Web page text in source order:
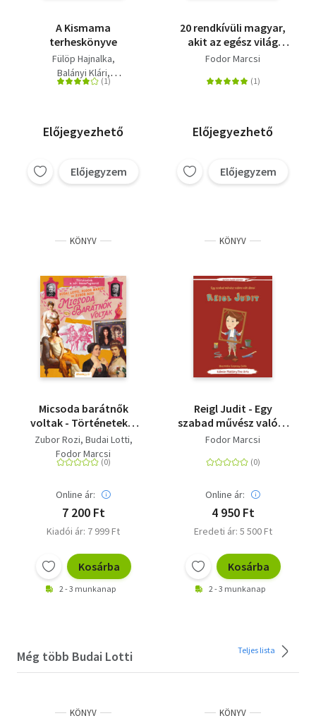
A Kismama
terheskönyve
Fülöp Hajnalka
Balányi Klári
Dr. Boros Judit
Rist Lilla Sárdi Enikő
Ungváry Renáta
Előjegyezhető
Előjegyzem
20 rendkívüli magyar,
akit az egész világ
ismer
Fodor Marcsi
Előjegyezhető
Előjegyzem
KÖNYV
Micsoda barátnők
voltak - Történetek a
női összefogásról
Zubor Rozi Budai Lotti
Fodor Marcsi
Online ár:
7 200 Ft
Kiadói ár: 7 999 Ft
Kosárba
2 - 3 munkanap
KÖNYV
Reigl Judit - Egy
szabad művész valóra
vált álmai
Fodor Marcsi
Online ár:
4 950 Ft
Eredeti ár: 5 500 Ft
Kosárba
2 - 3 munkanap
Még több Budai Lotti Teljes lista
KÖNYV KÖNYV